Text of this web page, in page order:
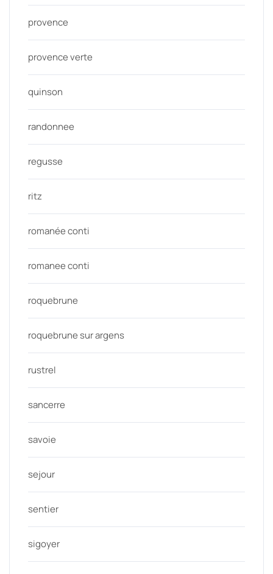
provence
provence verte
quinson
randonnee
regusse
ritz
romanée conti
romanee conti
roquebrune
roquebrune sur argens
rustrel
sancerre
savoie
sejour
sentier
sigoyer